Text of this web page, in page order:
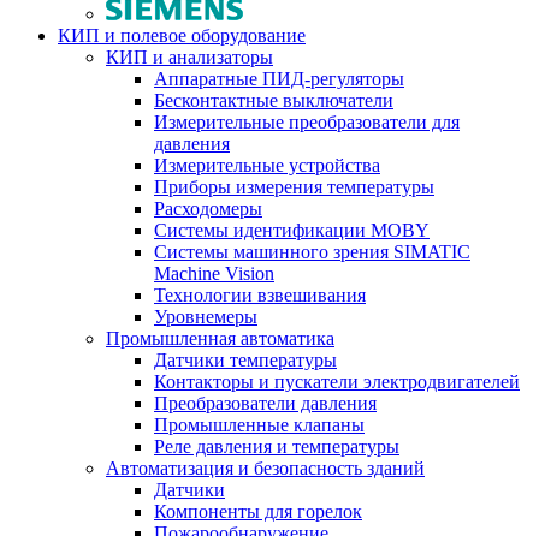
КИП и полевое оборудование
КИП и анализаторы
Аппаратные ПИД-регуляторы
Бесконтактные выключатели
Измерительные преобразователи для
давления
Измерительные устройства
Приборы измерения температуры
Расходомеры
Системы идентификации MOBY
Системы машинного зрения SIMATIC
Machine Vision
Технологии взвешивания
Уровнемеры
Промышленная автоматика
Датчики температуры
Контакторы и пускатели электродвигателей
Преобразователи давления
Промышленные клапаны
Реле давления и температуры
Автоматизация и безопасность зданий
Датчики
Компоненты для горелок